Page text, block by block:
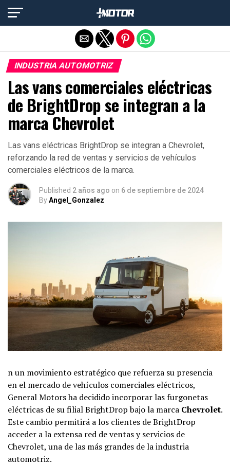
INDUSTRIA AUTOMOTRIZ
Las vans comerciales eléctricas
de BrightDrop se integran a la
marca Chevrolet
Las vans eléctricas BrightDrop se integran a Chevrolet,
reforzando la red de ventas y servicios de vehículos
comerciales eléctricos de la marca.
Published 2 años ago on 6 de septiembre de 2024
ByAngel_Gonzalez
n un movimiento estratégico que refuerza su presencia
en el mercado de vehículos comerciales eléctricos,
General Motors ha decidido incorporar las furgonetas
eléctricas de su filial BrightDrop bajo la marca Chevrolet.
Este cambio permitirá a los clientes de BrightDrop
acceder a la extensa red de ventas y servicios de
Chevrolet, una de las más grandes de la industria
automotriz.
Salir de la versión móvil